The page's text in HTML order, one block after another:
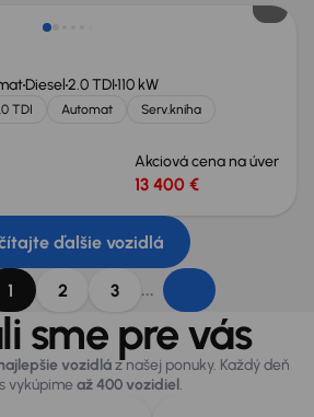
Diesel2.0 TDI110 kW
TDI Automat
Serv.kniha
Akciová cena na úver
13 400 €
ďalšie vozidlá
1 2 3 ...
sme pre vás
vozidláz našej ponuky. Každý deň
vykúpimeaž 400 vozidiel.